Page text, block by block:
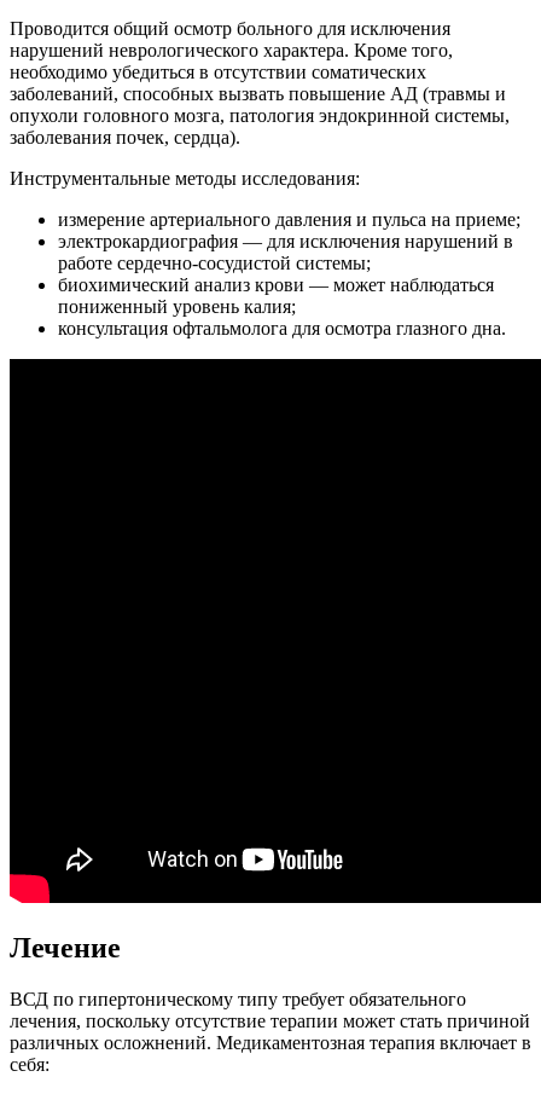
Проводится общий осмотр больного для исключения
нарушений неврологического характера. Кроме того,
необходимо убедиться в отсутствии соматических
заболеваний, способных вызвать повышение АД (травмы и
опухоли головного мозга, патология эндокринной системы,
заболевания почек, сердца).
Инструментальные методы исследования:
измерение артериального давления и пульса на приеме;
электрокардиография — для исключения нарушений в
работе сердечно-сосудистой системы;
биохимический анализ крови — может наблюдаться
пониженный уровень калия;
консультация офтальмолога для осмотра глазного дна.
Лечение
ВСД по гипертоническому типу требует обязательного
лечения, поскольку отсутствие терапии может стать причиной
различных осложнений. Медикаментозная терапия включает в
себя: